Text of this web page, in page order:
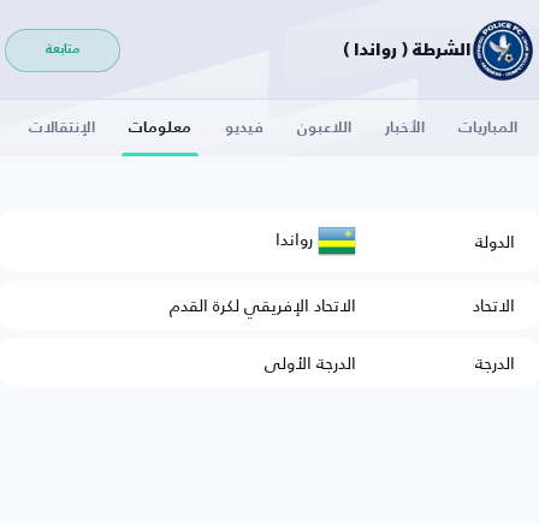
الشرطة ( رواندا ) متابعة
المباريات الأخبار اللاعبون فيديو معلومات الإنتقالات
الدولة رواندا
الاتحاد
الاتحاد الإفريقي لكرة القدم
الدرجة
الدرجة الأولى